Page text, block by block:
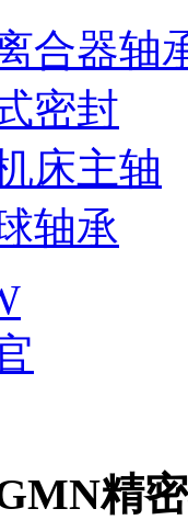
合器轴
密封
床主轴
轴承
精